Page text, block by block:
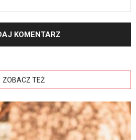
ZOBACZ TEŻ